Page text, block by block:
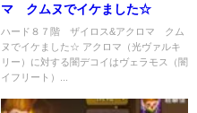
マ クムヌでイケました☆
ハード８７階 ザイロス&アクロマ クム
ヌでイケました☆ アクロマ（光ヴァルキ
リー）に対する闇デコイはヴェラモス（闇
イフリート）...